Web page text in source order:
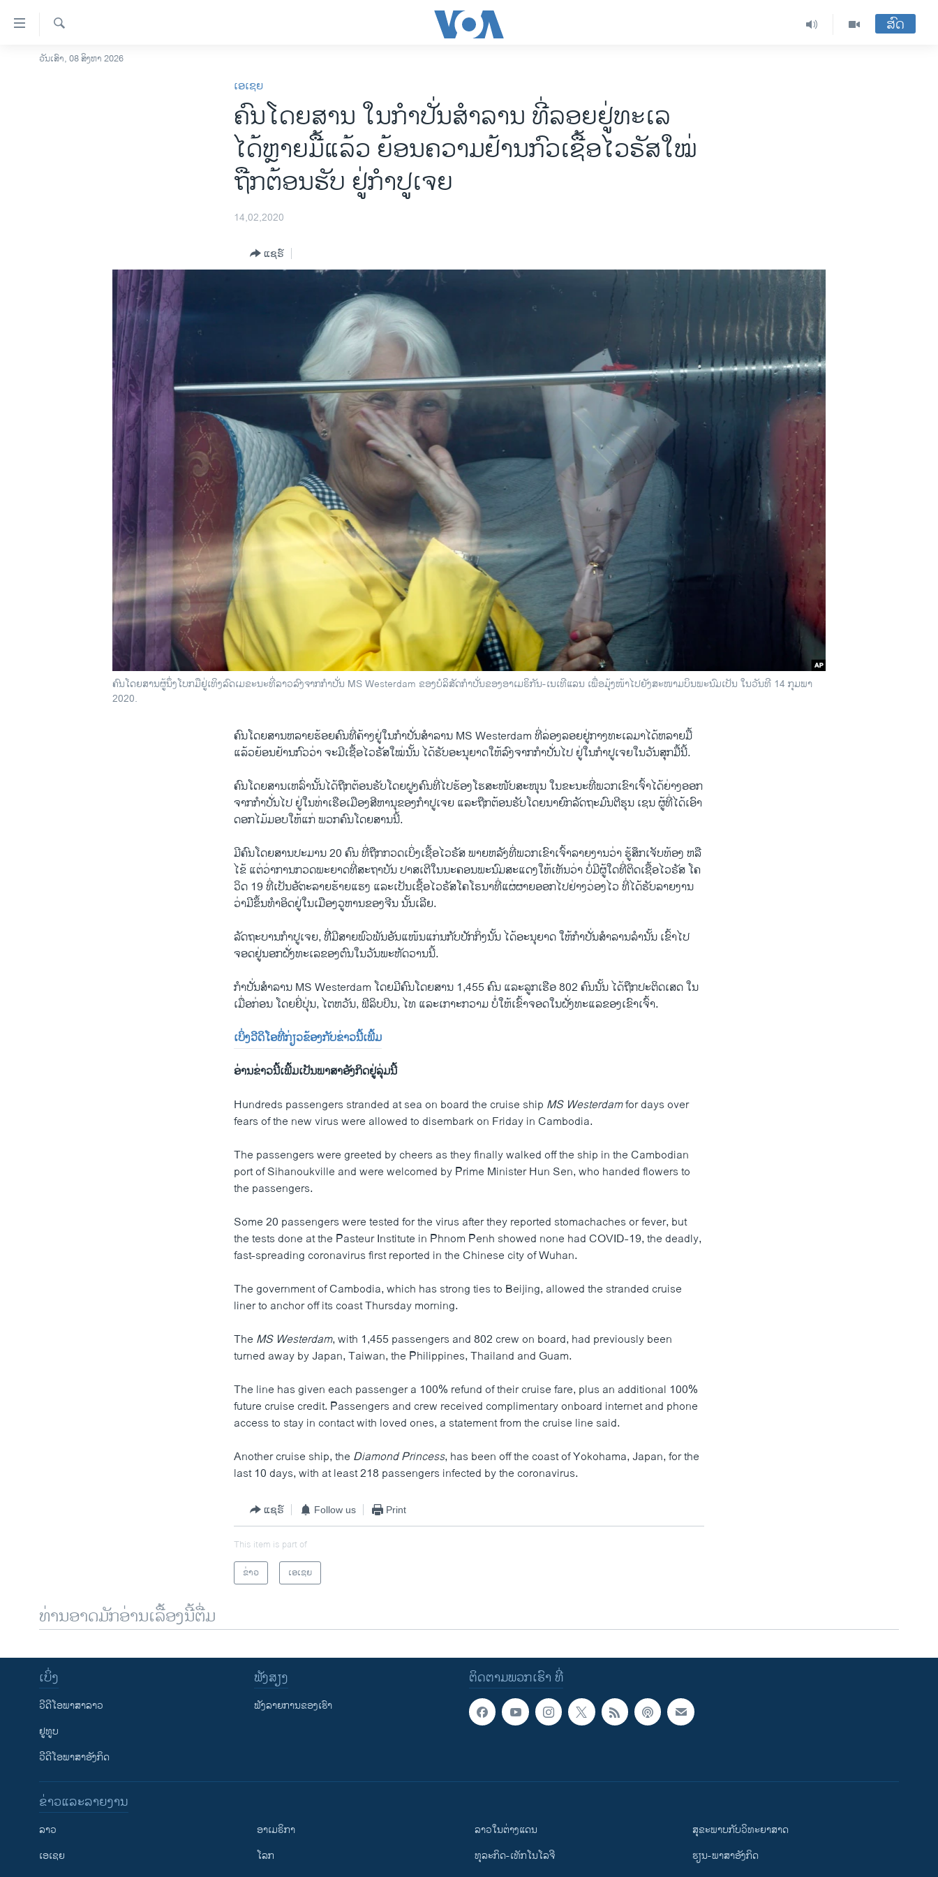
ລິ້ງ
ສຳຫລັບ
ໂຮມເພຈ
ວິທະຍາສາດ-ເທັກໂນໂລຈີ
ຄົ້ນຫາ
ສົດ
ວັນເສົາ, 08 ສິງຫາ 2026
ເອເຊຍ
​​ຄົນ​ໂດຍ​ສານ ​ໃນກໍ​າປັ່ນ​ສຳ​ລານ ທີ່ລອຍ​ຢູ່​ທະ​ເລ​​
ໄດ້​ຫຼາຍມື້​ແລ້ວ ຍ້ອນ​ຄວາມຢ້ານ​ກົວ​ເຊື້ອ​ໄວ​ຣັ​ສ​ໃໝ່ ​
ຖືກ​ຕ້ອນ​ຮັບ ຢູ່​ກຳ​ປູ​ເຈຍ​
14,02,2020
ແຊຣ໌
ຄົນ​ໂດຍ​ສານຜູ້​ນຶ່ງ​ໂບກ​ມືຢູ່​ເທິງ​ລົດ​ເມ​ຂະ​ນະທີ່​ລາວ​ລົງ​ຈາກ​ກຳ​ປັ່ນ MS Westerdam ຂອງ​ບໍ​ລິ​ສັດ​ກຳ​ປັ່ນ​ຂອງອາ​ເມຣິ​ກັນ-​​​ເນ​ເທີ​ແລນ ເພື່ອມຸ້ງ​ໜ້າ​ໄປ​ຍັງ​ສະ​ໜາມ​ບິນ​ພະ​ນົມ​ເປັນ​ ໃນ​ວັນ​ທີ 14 ກຸມ​​ພາ
2020.
ຄົນ​ໂດຍ​ສານ​ຫລາຍ​ຮ້ອຍ​ຄົນ​ທີ່​ຄ້າງ​ຢູ່​ໃນກໍ​າປັ່ນ​ສຳ​ລານ MS Westerdam ທີ່​ລ່ອງ​ລອຍ​ຢູ່​ກາງ​ທະ​ເລມ​າ​ໄດ້​ຫລາຍມື້​
ແລ້ວຍ້ອນ​ຢ້ານກົວ​ວ່າ ຈະ​ມີເຊື້ອໄວ​ຣັ​ສໃໝ່​ນັ້ນ ​ໄດ້​ຮັບ​ອະ​ນຸ​ຍາດ​ໃຫ້​ລົງ​ຈາກ​ກຳ​ປັ່ນ​ໄປ​ ຢູ່​ໃນ​ກຳ​ປູ​ເຈຍໃນ​ວັນ​ສຸກມື້ນີ້.
ຄົນ​ໂດຍ​ສານເຫລົ່າ​ນັ້ນ​ໄດ້​ຖືກ​ຕ້ອນ​ຮັບ​ໂດຍຝູງ​ຄົນທີ່​ໄປ​ຮ້ອງ​ໂຮ​ສະ​ໜັບ​ສະ​ໜຸນ ໃນ​ຂະ​ນະ​ທີ່​ພວກ​ເຂົາ​ເຈົ້າ​ໄດ້​ຍ່າງ​ອອກ​
ຈາກກໍ​າປັ່ນໄປ ຢູ່​ໃນ​ທ່າ​ເຮືອ​ເມືອງສີ​ຫາ​ນຸຂອງ​ກຳ​ປູ​ເຈຍ ແລະ​ຖືກ​ຕ້ອນ​ຮັບ​ໂດຍ​ນາຍົກ​ລັດ​ຖະ​ມົນ​ຕີ​ຮຸນ ເຊນ ຜູ້ທີ່​ໄດ້​ເອົາ​
ດອກ​ໄມ້​ມອບ​ໃຫ້​ແກ່ ພວກຄົນ​ໂດຍ​ສານນີ້.
ມີຄົນ​ໂດຍ​ສານປະ​ມານ 20 ຄົນ ທີ່​ຖືກກວດ​ເບິ່ງ​ເຊື້ອ​ໄວ​ຣັ​ສ ພາຍ​ຫລັງ​ທີ່​ພວກ​ເຂົາ​ເຈົ້າ​ລາຍ​ງານ​ວ່າ ຮູ້​ສຶກ​ເຈັບ​ທ້ອງ ຫລື​
ໄຂ້ ແຕ່​ວ່າ​ການກວດ​ພະ​ຍາດ​ທີ່​ສະ​ຖາ​ບັນ ​ປາ​ສ​ເຕີໃນ​ນະ​ຄອນ​ພະ​ນົມ​ສະ​ແດງ​ໃຫ້​ເຫັນ​ວ່າ ບໍ່​ມີ​ຜູ້​ໃດ​ທີ່​ຕິດ​ເຊື້ອ​ໄວ​ຣັ​ສ ໂຄ
ວິດ 19 ທີ່ເປັນ​ອັ​ຕະ​ລາຍ​ຮ້າຍ​ແຮງ ແລະ​ເປັນເຊື້ອໄວ​ຣັ​ສໂຄ​ໂຣ​ນາ​ທີ່​ແຜ່​ຜາຍ​ອອກ​ໄປ​ຢ່າງວ່ອງ​ໄວ ທີ່​ໄດ້​ຮັບ​ລາຍ​ງານ​
ວ່າ​ມີ​ຂຶ້ນ​ທຳ​ອິດ​ຢູ່​ໃນ​ເມືອງວູ​ຫານຂອງ​ຈີນ ນັ້ນເລີຍ.
ລັດ​ຖະ​ບານ​ກຳ​ປູ​ເຈຍ, ທີີ່​ມີ​ສາຍ​ພົວ​ພັນ​ອັນ​ແໜ້ນ​ແກ່ນ​ກັບ​ປັກ​ກິ່ງນັ້ນ ໄດ້​ອະ​ນຸ​ຍາດ ໃຫ້​ກຳ​ປັ່ນ​ສຳ​ລານ​ລຳ​ນັ້ນ ເຂົ້າໄປ​
ຈອດ​ຢູ່ນອກ​ຝັ່ງ​ທະ​ເລຂອງຕົນ​ໃນ​ວັນ​ພະ​ຫັດ​ວານ​ນີ້.
ກໍ​າປັ່ນ​ສຳ​ລານ MS Westerdam ໂດຍ​ມີ​ຄົນ​ໂດຍ​ສານ 1,455 ຄົນ ແລະ​ລູກ​ເຮືອ 802 ຄົນ​ນັ້ນ ໄດ້​ຖືກ​ປະ​ຕິດ​ເສດ ໃນ​
ເມື່ອ​ກ່ອນ ໂດຍ​ຍີ່​ປຸ່ນ, ໄຕ​ຫວັນ, ຟີ​ລິບ​ປິນ, ໄທ ແລະເກາະ​ກວາມ ​ບໍ່​ໃຫ້​ເຂົ້າ​ຈອດໃນ​ຝັ່ງທ​ະ​ແລ​ຂອງ​ເຂົາ​ເຈົ້າ.
ເບິ່ງວີ​ດິ​ໂອ​ທີ່​ກ່ຽວ​ຂ້ອງ​ກັບ​ຂ່າວນີ້​ເພີ້ມ
ອ່ານ​ຂ່າວນີ້​ເພີ້ມ​ເປັນ​ພາ​ສາ​ອັງ​ກິດຢູ່​ລຸ່ມນີ້
Hundreds passengers stranded at sea on board the cruise ship MS Westerdamfor days over
fears of the new virus were allowed to disembark on Friday in Cambodia.
The passengers were greeted by cheers as they finally walked off the ship in the Cambodian
port of Sihanoukville and were welcomed by Prime Minister Hun Sen, who handed flowers to
the passengers.
Some 20 passengers were tested for the virus after they reported stomachaches or fever, but
the tests done at the Pasteur Institute in Phnom Penh showed none had COVID-19, the deadly,
fast-spreading coronavirus first reported in the Chinese city of Wuhan.
The government of Cambodia, which has strong ties to Beijing, allowed the stranded cruise
linerto anchor off its coast Thursday morning.
The MS Westerdam, with 1,455 passengers and 802 crew on board, had previously been
turned away by Japan, Taiwan, the Philippines, Thailand and Guam.
The line has given each passenger a 100% refund of their cruise fare, plus an additional 100%
future cruise credit. Passengers and crew received complimentary onboard internet and phone
access to stay in contact with loved ones, a statement from the cruise line said.
Another cruise ship, the Diamond Princess, has been off the coast of Yokohama, Japan, for the
last 10 days, with at least 218 passengers infected by the coronavirus.
ແຊຣ໌ Follow us Print
This item is part of
ຂ່າວ
ເອເຊຍ
ທ່ານອາດມັກອ່ານເລື້ອງນີ້ຕື່ມ
ຕິດຕາມພວກເຮົາ ທີ່
ເບິ່ງ
ວີດີໂອພາສາລາວ
ຢູທູບ
ວີດີໂອພາສາອັງກິດ
ຟັງສຽງ
ຟັງລາຍການຂອງເຮົາ
ຂ່າວແລະລາຍງານ
ລາວ
ເອເຊຍ
ອາເມຣິກາ
ໂລກ
ລາວໃນຕ່າງແດນ
ທຸລະກິດ-ເທັກໂນໂລຈີ
ສຸຂະພາບກັບວິທະຍາສາດ
ຮຽນ-ພາສາອັງກິດ